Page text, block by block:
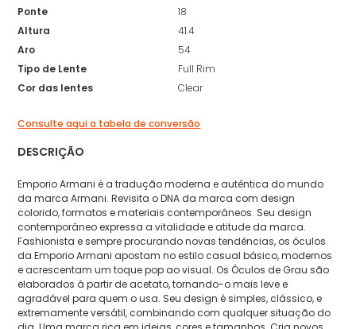
Ponte
18
Altura
41.4
Aro
54
Tipo de Lente
Full Rim
Cor das lentes
Clear
Consulte aqui a tabela de conversão
DESCRIÇÃO
Emporio Armani é a tradução moderna e autêntica do mundo
da marca Armani. Revisita o DNA da marca com design
colorido, formatos e materiais contemporâneos. Seu design
contemporâneo expressa a vitalidade e atitude da marca.
Fashionista e sempre procurando novas tendências, os óculos
da Emporio Armani apostam no estilo casual básico, modernos
e acrescentam um toque pop ao visual. Os Óculos de Grau são
elaborados à partir de acetato, tornando-o mais leve e
agradável para quem o usa. Seu design é simples, clássico, e
extremamente versátil, combinando com qualquer situação do